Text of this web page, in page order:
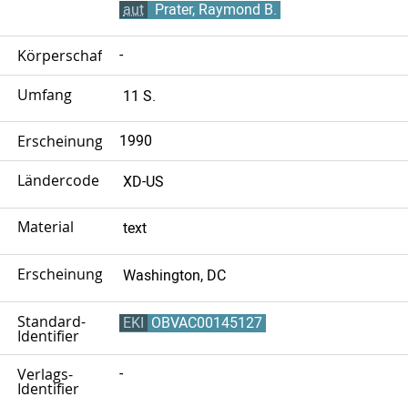
aut
Prater, Raymond B.
Körperschaft -
Umfang 11 S.
Erscheinungsjahr
1990
Ländercode XD-US
Material text
ErscheinungsortWashington, DC
Standard-
Identifier
EKI OBVAC00145127
Verlags-
Identifier
-